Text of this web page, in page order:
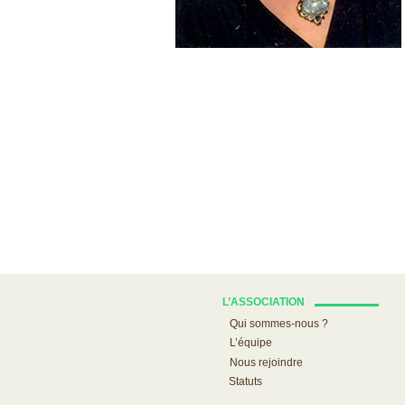
L’ASSOCIATION
Qui sommes-nous ?
L’équipe
Nous rejoindre
Statuts